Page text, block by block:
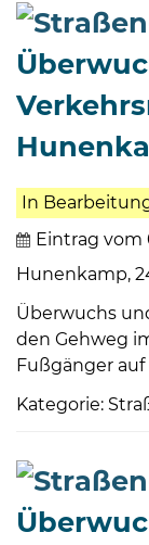
In
Eintrag vom
Hunenkamp,
Überwuchs
den Gehweg
Fußgänger
Kategorie: